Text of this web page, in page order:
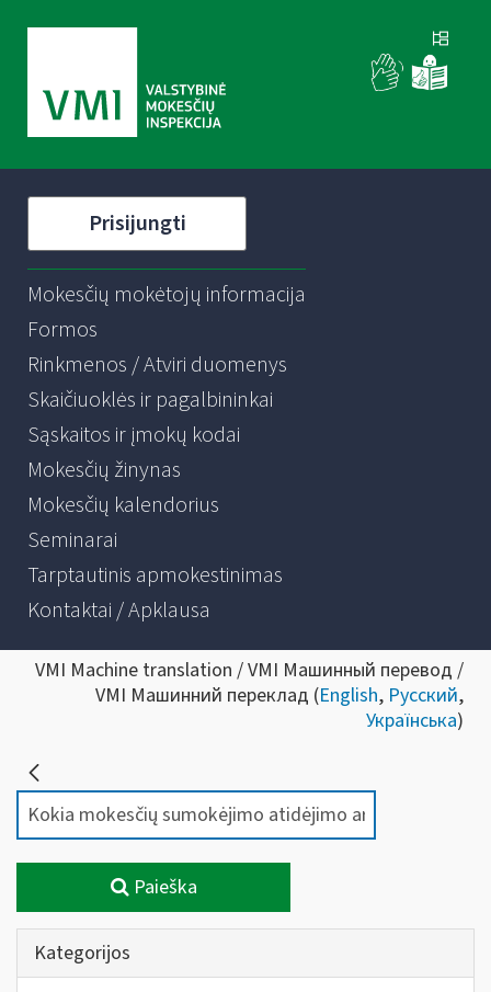
Prisijungti
Mokesčių mokėtojų informacija
Formos
Rinkmenos / Atviri duomenys
Skaičiuoklės ir pagalbininkai
Sąskaitos ir įmokų kodai
Mokesčių žinynas
Mokesčių kalendorius
Seminarai
Tarptautinis apmokestinimas
Kontaktai / Apklausa
VMI Machine translation / VMI Машинный перевод /
VMI Машинний переклад (English, Русский,
Українська)
Paieška
Kategorijos